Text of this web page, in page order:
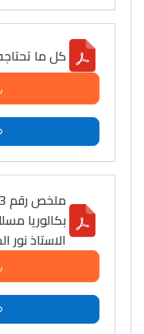
باش تقدر تساعد
ومن الخارج،
أمسكين بنات
خطوة بخطوة -
القراية و
تقويم البصر مع
مريم الزواكي
كل ما
بكالوريا
الاستاذ نور